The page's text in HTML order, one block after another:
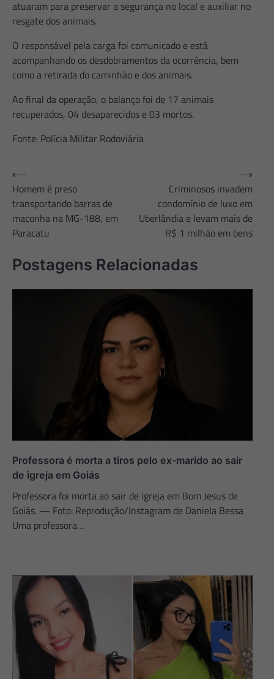
atuaram para preservar a segurança no local e auxiliar no
resgate dos animais.
O responsável pela carga foi comunicado e está
acompanhando os desdobramentos da ocorrência, bem
como a retirada do caminhão e dos animais.
Ao final da operação, o balanço foi de 17 animais
recuperados, 04 desaparecidos e 03 mortos.
Fonte: Polícia Militar Rodoviária
Navegação
de
Post
⟵
Homem é preso
transportando barras de
maconha na MG-188, em
Paracatu
Criminosos invadem
condomínio de luxo em
Uberlândia e levam mais de
R$ 1 milhão em bens
⟶
Postagens Relacionadas
Professora é morta a tiros pelo ex-marido ao sair
de igreja em Goiás
Professora foi morta ao sair de igreja em Bom Jesus de
Goiás. — Foto: Reprodução/Instagram de Daniela Bessa
Uma professora…